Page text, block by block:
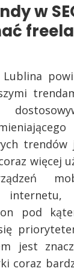
w
Lublina
trendów
więcej
pod
jest
coraz